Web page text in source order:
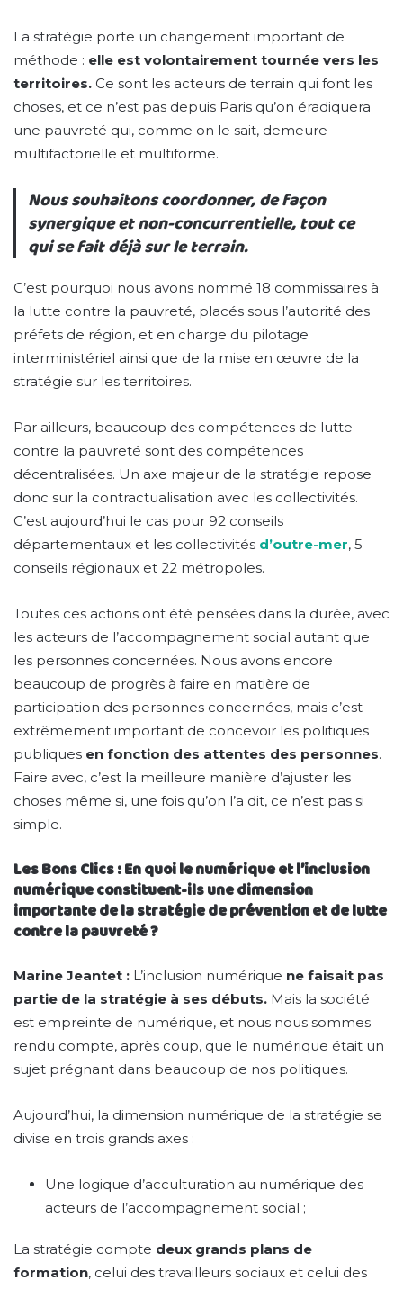
La stratégie porte un changement important de
méthode : elle est volontairement tournée vers les
territoires. Ce sont les acteurs de terrain qui font les
choses, et ce n’est pas depuis Paris qu’on éradiquera
une pauvreté qui, comme on le sait, demeure
multifactorielle et multiforme.
Nous souhaitons coordonner, de façon
synergique et non-concurrentielle, tout ce
qui se fait déjà sur le terrain.
C’est pourquoi nous avons nommé 18 commissaires à
la lutte contre la pauvreté, placés sous l’autorité des
préfets de région, et en charge du pilotage
interministériel ainsi que de la mise en œuvre de la
stratégie sur les territoires.
Par ailleurs, beaucoup des compétences de lutte
contre la pauvreté sont des compétences
décentralisées. Un axe majeur de la stratégie repose
donc sur la contractualisation avec les collectivités.
C’est aujourd’hui le cas pour 92 conseils
départementaux et les collectivités d’outre-mer, 5
conseils régionaux et 22 métropoles.
Toutes ces actions ont été pensées dans la durée, avec
les acteurs de l’accompagnement social autant que
les personnes concernées. Nous avons encore
beaucoup de progrès à faire en matière de
participation des personnes concernées, mais c’est
extrêmement important de concevoir les politiques
publiques en fonction des attentes des personnes.
Faire avec, c’est la meilleure manière d’ajuster les
choses même si, une fois qu’on l’a dit, ce n’est pas si
simple.
Les Bons Clics : En quoi le numérique et l’inclusion
numérique constituent-ils une dimension
importante de la stratégie de prévention et de lutte
contre la pauvreté ?
Marine Jeantet : L’inclusion numérique ne faisait pas
partie de la stratégie à ses débuts. Mais la société
est empreinte de numérique, et nous nous sommes
rendu compte, après coup, que le numérique était un
sujet prégnant dans beaucoup de nos politiques.
Aujourd’hui, la dimension numérique de la stratégie se
divise en trois grands axes :
Une logique d’acculturation au numérique des
acteurs de l’accompagnement social ;
La stratégie compte deux grands plans de
formation, celui des travailleurs sociaux et celui des